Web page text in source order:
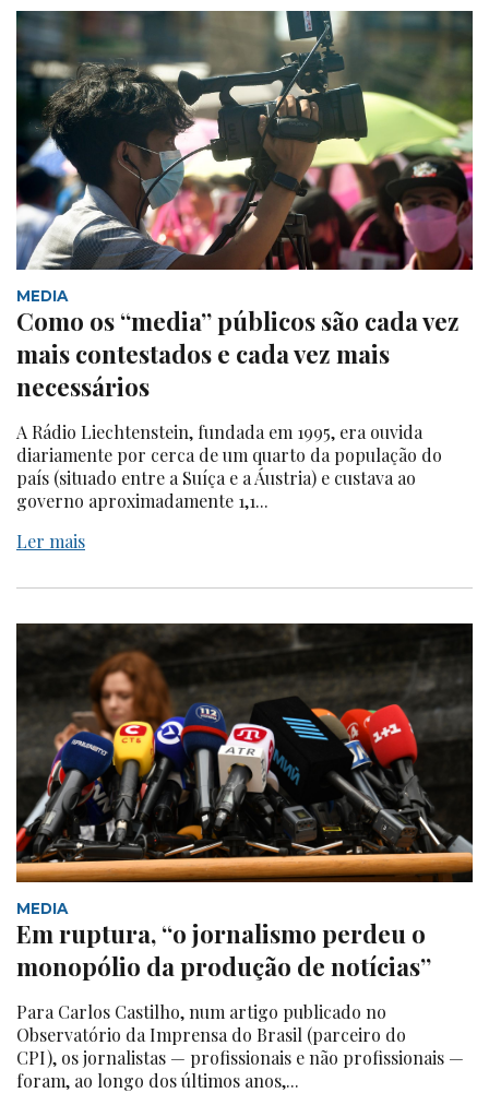
MEDIA
Como os “media” públicos são cada vez
mais contestados e cada vez mais
necessários
A Rádio Liechtenstein, fundada em 1995, era ouvida
diariamente por cerca de um quarto da população do
país (situado entre a Suíça e a Áustria) e custava ao
governo aproximadamente 1,1...
Ler mais
MEDIA
Em ruptura, “o jornalismo perdeu o
monopólio da produção de notícias”
Para Carlos Castilho, num artigo publicado no
Observatório da Imprensa do Brasil (parceiro do
CPI), os jornalistas — profissionais e não profissionais —
foram, ao longo dos últimos anos,...